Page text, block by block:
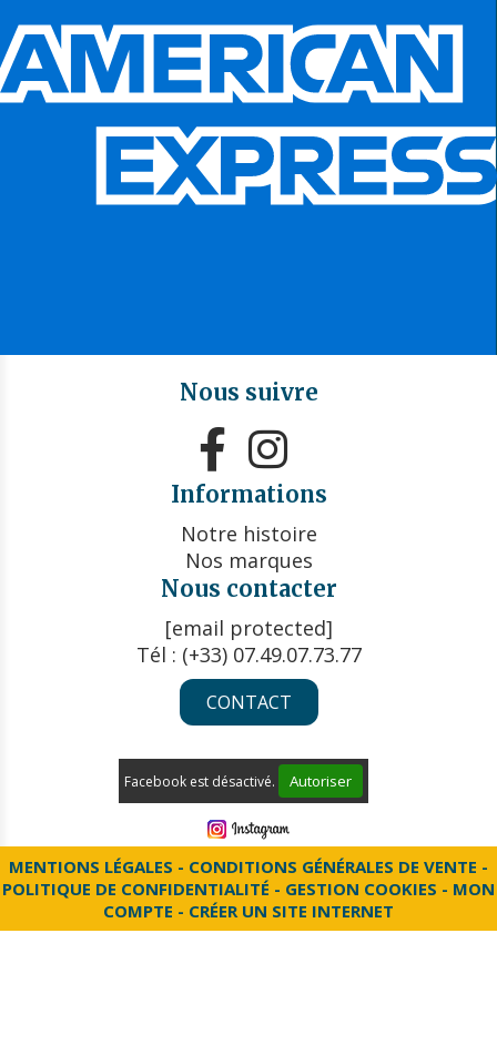
Nous suivre
 
Informations
Notre histoire
Nos marques
Nous contacter
[email protected]
Tél : (+33) 07.49.07.73.77
CONTACT
Facebook est désactivé. Autoriser
MENTIONS LÉGALES
CONDITIONS GÉNÉRALES DE VENTE
POLITIQUE DE CONFIDENTIALITÉ
GESTION COOKIES
MON
COMPTE
CRÉER UN SITE INTERNET